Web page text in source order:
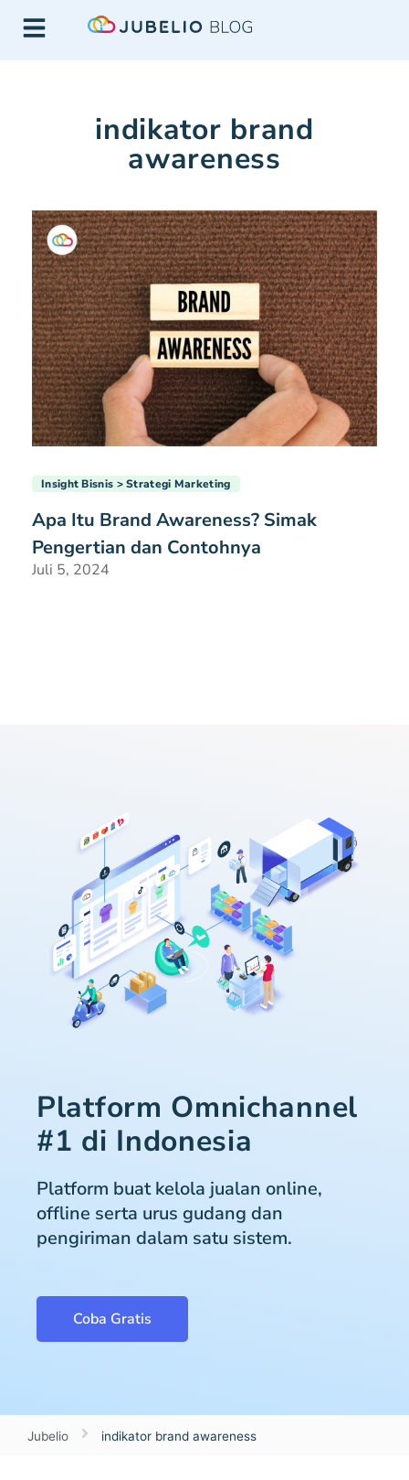
indikator brand
awareness
Insight Bisnis Strategi Marketing
Apa Itu Brand Awareness? Simak
Pengertian dan Contohnya
Juli 5, 2024
Platform Omnichannel
#1 di Indonesia
Platform buat kelola jualan online,
offline serta urus gudang dan
pengiriman dalam satu sistem.
Coba Gratis
Jubelio indikator brand awareness